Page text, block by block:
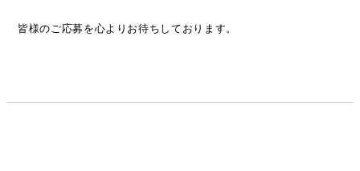
皆様のご応募を心よりお待ちしております。